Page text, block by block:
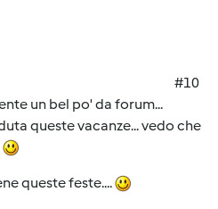
#10
un bel po' da forum...
queste vacanze... vedo che
queste feste....